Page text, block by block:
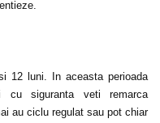
12 luni. In aceasta perioada
siguranta veti remarca
au ciclu regulat sau pot chiar